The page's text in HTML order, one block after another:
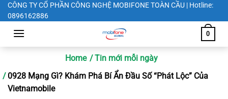
Chuyển
đến
CÔNG TY CỔ PHẦN CÔNG NGHỆ MOBIFONE TOÀN CẦU | Hotline:
0896162886
0
Home
Tin mới mỗi ngày
0928 Mạng Gì? Khám Phá Bí Ẩn Đầu Số “Phát Lộc” Của
Vietnamobile